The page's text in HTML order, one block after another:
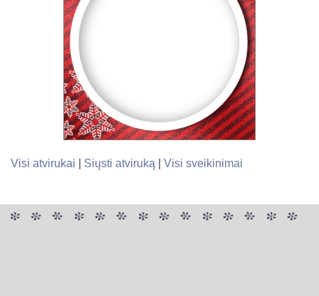
Visi atvirukai Siųsti atviruką Visi sveikinimai